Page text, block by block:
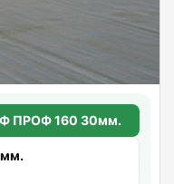
ПРОФ 160 30мм.